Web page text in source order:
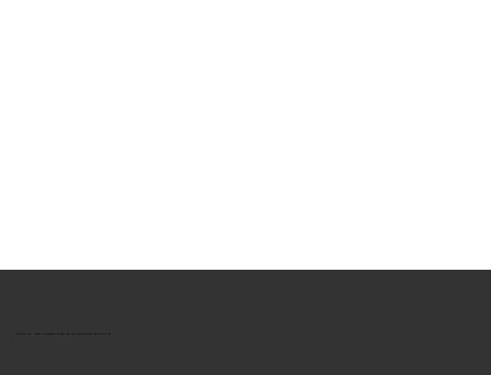
КУШТУТ - ОБОРУДОВАНИЕ ДЛЯ САЛОНОВ КРАСОТЫ